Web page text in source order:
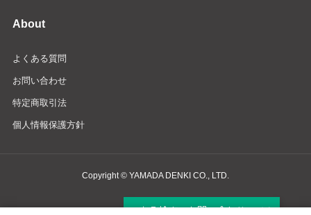
About
よくある質問
お問い合わせ
特定商取引法
個人情報保護方針
Copyright © YAMADA DENKI CO., LTD.
商品検索・お問い合わせ